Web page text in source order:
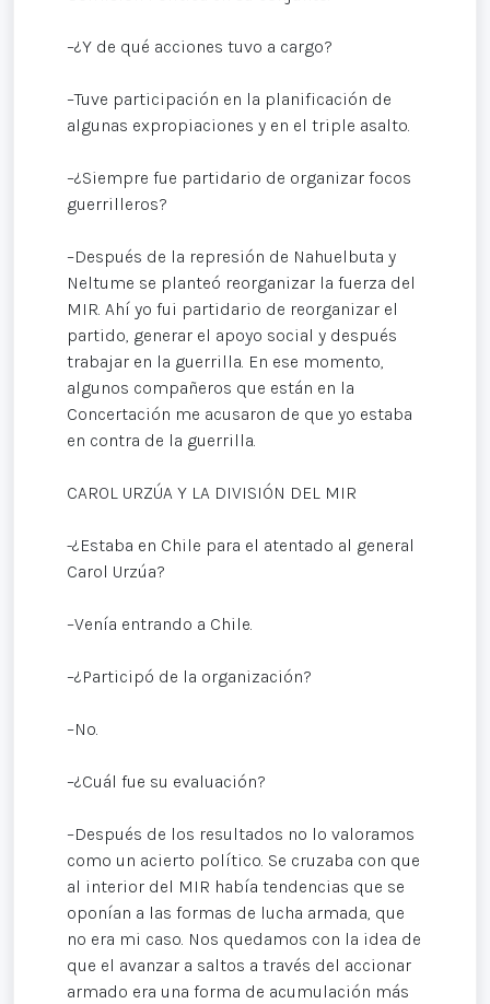
–¿Y de qué acciones tuvo a cargo?
–Tuve participación en la planificación de
algunas expropiaciones y en el triple asalto.
–¿Siempre fue partidario de organizar focos
guerrilleros?
–Después de la represión de Nahuelbuta y
Neltume se planteó reorganizar la fuerza del
MIR. Ahí yo fui partidario de reorganizar el
partido, generar el apoyo social y después
trabajar en la guerrilla. En ese momento,
algunos compañeros que están en la
Concertación me acusaron de que yo estaba
en contra de la guerrilla.
CAROL URZÚA Y LA DIVISIÓN DEL MIR
-¿Estaba en Chile para el atentado al general
Carol Urzúa?
–Venía entrando a Chile.
–¿Participó de la organización?
–No.
–¿Cuál fue su evaluación?
–Después de los resultados no lo valoramos
como un acierto político. Se cruzaba con que
al interior del MIR había tendencias que se
oponían a las formas de lucha armada, que
no era mi caso. Nos quedamos con la idea de
que el avanzar a saltos a través del accionar
armado era una forma de acumulación más